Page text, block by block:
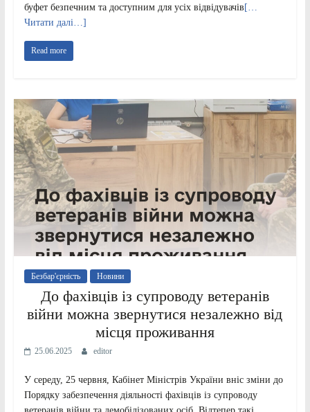
буфет безпечним та доступним для усіх відвідувачів[…
Читати далі…]
Read more
Безбар'єрність Новини
До фахівців із супроводу ветеранів
війни можна звернутися незалежно від
місця проживання
25.06.2025 editor
У середу, 25 червня, Кабінет Міністрів України вніс зміни до
Порядку забезпечення діяльності фахівців із супроводу